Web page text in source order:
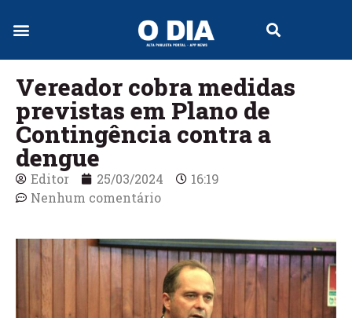
Vereador cobra medidas
previstas em Plano de
Contingência contra a
dengue
Editor 25/03/2024
16:19
Nenhum comentário